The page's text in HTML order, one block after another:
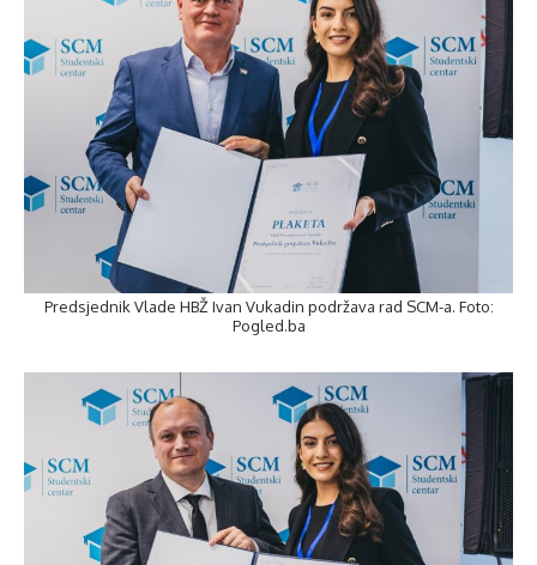
Predsjednik Vlade HBŽ Ivan Vukadin podržava rad SCM-a. Foto:
Pogled.ba